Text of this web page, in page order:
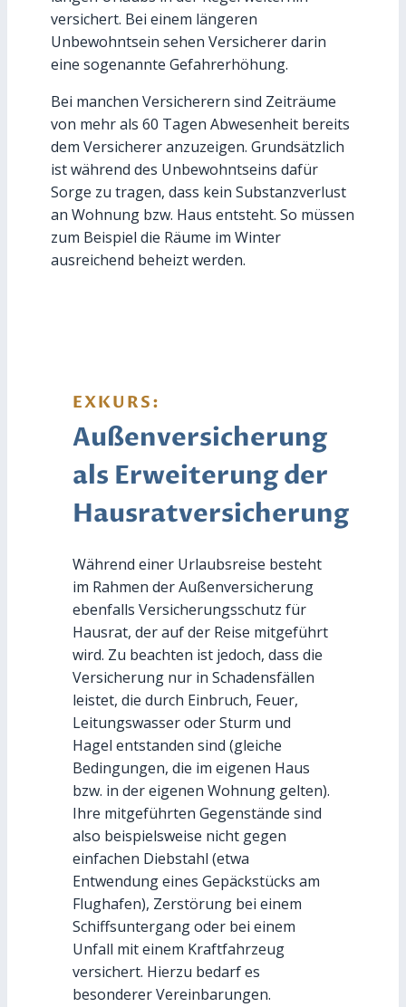
versichert. Bei einem längeren
Unbewohntsein sehen Versicherer darin
eine sogenannte Gefahrerhöhung.
Bei manchen Versicherern sind Zeiträume
von mehr als 60 Tagen Abwesenheit bereits
dem Versicherer anzuzeigen. Grundsätzlich
ist während des Unbewohntseins dafür
Sorge zu tragen, dass kein Substanzverlust
an Wohnung bzw. Haus entsteht. So müssen
zum Beispiel die Räume im Winter
ausreichend beheizt werden.
EXKURS:
Außenversicherung
als Erweiterung der
Hausratversicherung
Während einer Urlaubsreise besteht
im Rahmen der Außenversicherung
ebenfalls Versicherungsschutz für
Hausrat, der auf der Reise mitgeführt
wird. Zu beachten ist jedoch, dass die
Versicherung nur in Schadensfällen
leistet, die durch Einbruch, Feuer,
Leitungswasser oder Sturm und
Hagel entstanden sind (gleiche
Bedingungen, die im eigenen Haus
bzw. in der eigenen Wohnung gelten).
Ihre mitgeführten Gegenstände sind
also beispielsweise nicht gegen
einfachen Diebstahl (etwa
Entwendung eines Gepäckstücks am
Flughafen), Zerstörung bei einem
Schiffsuntergang oder bei einem
Unfall mit einem Kraftfahrzeug
versichert. Hierzu bedarf es
besonderer Vereinbarungen.